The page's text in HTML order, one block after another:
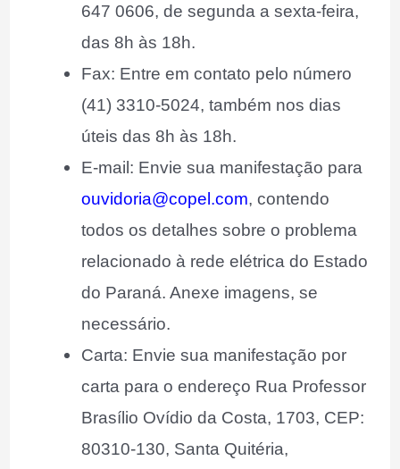
647 0606, de segunda a sexta-feira,
das 8h às 18h.
Fax: Entre em contato pelo número
(41) 3310-5024, também nos dias
úteis das 8h às 18h.
E-mail: Envie sua manifestação para
ouvidoria@copel.com, contendo
todos os detalhes sobre o problema
relacionado à rede elétrica do Estado
do Paraná. Anexe imagens, se
necessário.
Carta: Envie sua manifestação por
carta para o endereço Rua Professor
Brasílio Ovídio da Costa, 1703, CEP:
80310-130, Santa Quitéria,